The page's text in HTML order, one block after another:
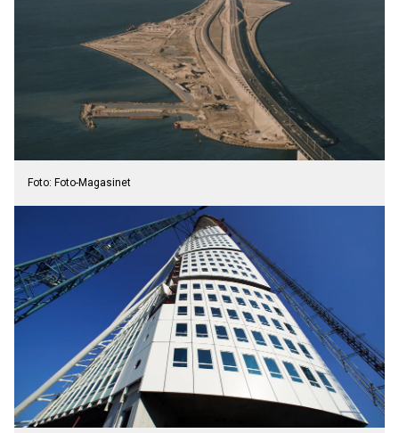
Foto: Foto-Magasinet